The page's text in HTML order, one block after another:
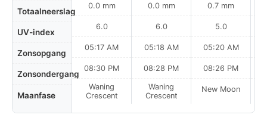
Totaalneerslag
UV-index
Zonsopgang
Zonsondergang
Maanfase
0.0 mm
6.0
05:17 AM
08:30 PM
Waning
Crescent
0.0 mm
6.0
05:18 AM
08:28 PM
Waning
Crescent
0.7 mm
5.0
05:20 AM
08:26 PM
New Moon